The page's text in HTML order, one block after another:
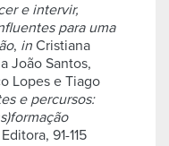
e intervir,
para uma
, in Cristiana
João Santos,
Lopes e Tiago
e percursos:
91-115